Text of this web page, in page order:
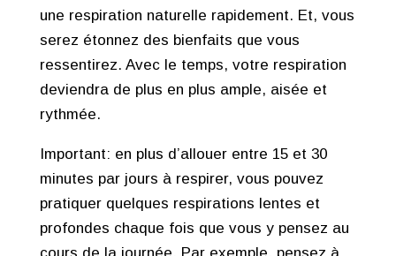
une respiration naturelle rapidement. Et, vous
serez étonnez des bienfaits que vous
ressentirez. Avec le temps, votre respiration
deviendra de plus en plus ample, aisée et
rythmée.
Important: en plus d’allouer entre 15 et 30
minutes par jours à respirer, vous pouvez
pratiquer quelques respirations lentes et
profondes chaque fois que vous y pensez au